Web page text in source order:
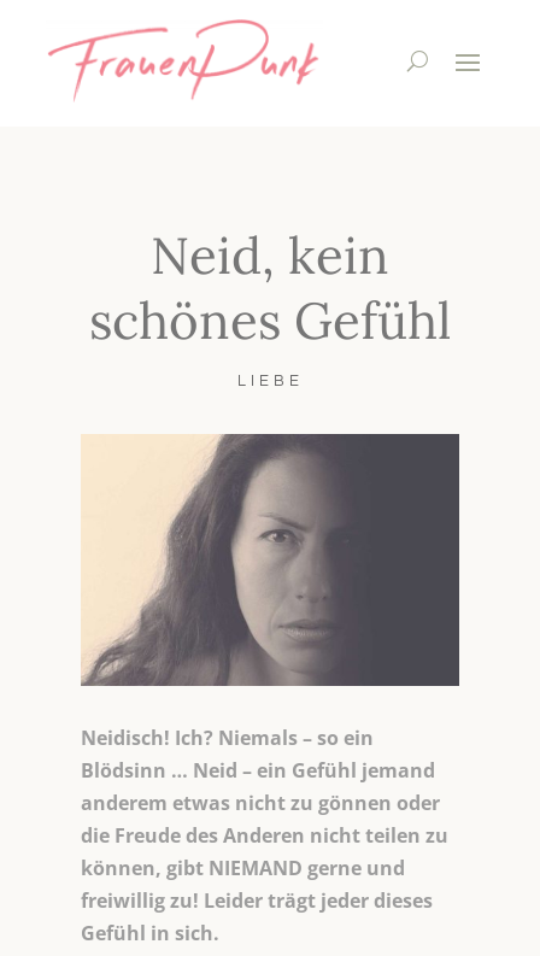
Neid, kein
schönes Gefühl
LIEBE
Neidisch! Ich? Niemals – so ein
Blödsinn … Neid – ein Gefühl jemand
anderem etwas nicht zu gönnen oder
die Freude des Anderen nicht teilen zu
können, gibt NIEMAND gerne und
freiwillig zu! Leider trägt jeder dieses
Gefühl in sich.